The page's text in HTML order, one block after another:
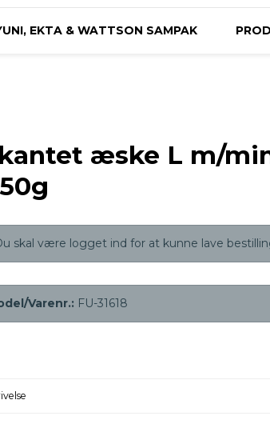
EKTA & WATTSON SAMPAK
æske L m/
skal være logget ind for at kunne lave
Varenr.: FU-31618